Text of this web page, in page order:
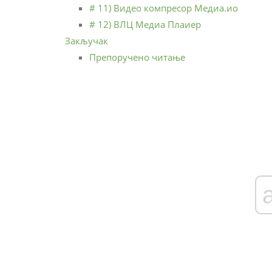
# 11) Видео компресор Медиа.ио
# 12) ВЛЦ Медиа Плаиер
Закључак
Препоручено читање